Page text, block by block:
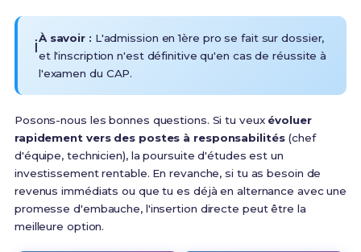
ℹ️À savoir : L'admission en 1ère pro se fait sur dossier,
et l'inscription n'est définitive qu'en cas de réussite à
l'examen du CAP.
Posons-nous les bonnes questions. Si tu veux évoluer
rapidement vers des postes à responsabilités(chef
d'équipe, technicien), la poursuite d'études est un
investissement rentable. En revanche, si tu as besoin de
revenus immédiats ou que tu es déjà en alternance avec une
promesse d'embauche, l'insertion directe peut être la
meilleure option.